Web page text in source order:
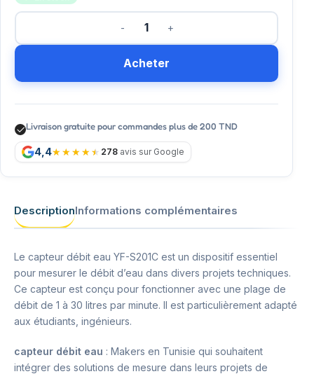
Acheter
Livraison gratuite pour commandes plus de 200 TND
4,4 278 avis sur Google
DescriptionInformations complémentaires
Le capteur débit eau YF-S201C est un dispositif essentiel
pour mesurer le débit d’eau dans divers projets techniques.
Ce capteur est conçu pour fonctionner avec une plage de
débit de 1 à 30 litres par minute. Il est particulièrement adapté
aux étudiants, ingénieurs.
capteur débit eau : Makers en Tunisie qui souhaitent
intégrer des solutions de mesure dans leurs projets de